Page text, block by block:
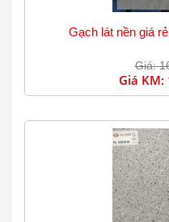
Gạch lát nền giá
Giá:
Giá KM: